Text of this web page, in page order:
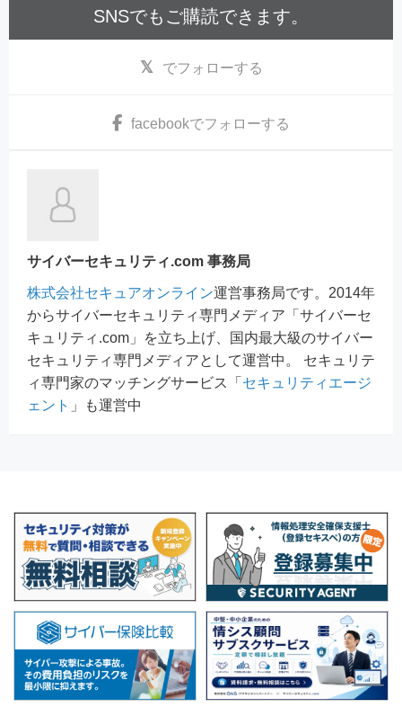
SNSでもご購読できます。
でフォローする
facebookでフォローする
サイバーセキュリティ.com 事務局
株式会社セキュアオンライン運営事務局です。2014年
からサイバーセキュリティ専門メディア「サイバーセ
キュリティ.com」を立ち上げ、国内最大級のサイバー
セキュリティ専門メディアとして運営中。 セキュリテ
ィ専門家のマッチングサービス「 セキュリティエージ
ェント 」も運営中